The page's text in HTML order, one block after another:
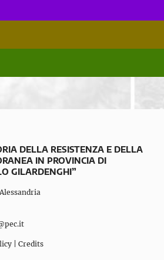
DELLA RESISTENZA E DELLA
IN PROVINCIA DI
GILARDENGHI”
Credits